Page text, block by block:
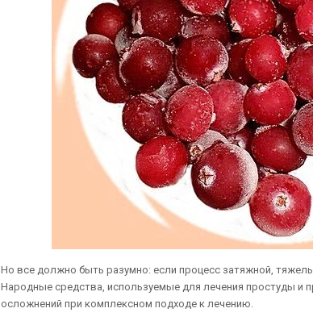
Но все должно быть разумно: если процесс затяжной,
Народные средства, используемые для лечения простуды и
осложнений при комплексном подходе к лечению.